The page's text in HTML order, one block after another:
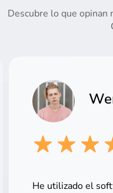
Descubre lo que
He utilizado el